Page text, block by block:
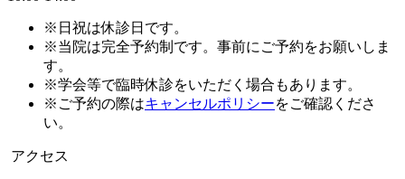
※日祝は休診日です。
※当院は完全予約制です。事前にご予約をお願いしま
す。
※学会等で臨時休診をいただく場合もあります。
※ご予約の際はキャンセルポリシーをご確認くださ
い。
アクセス